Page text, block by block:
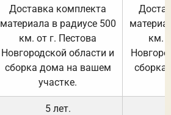
Доставка комплекта
материала в радиусе 500
км. от г. Пестова
Новгородской области и
сборка дома на вашем
участке.
км.
5 лет.